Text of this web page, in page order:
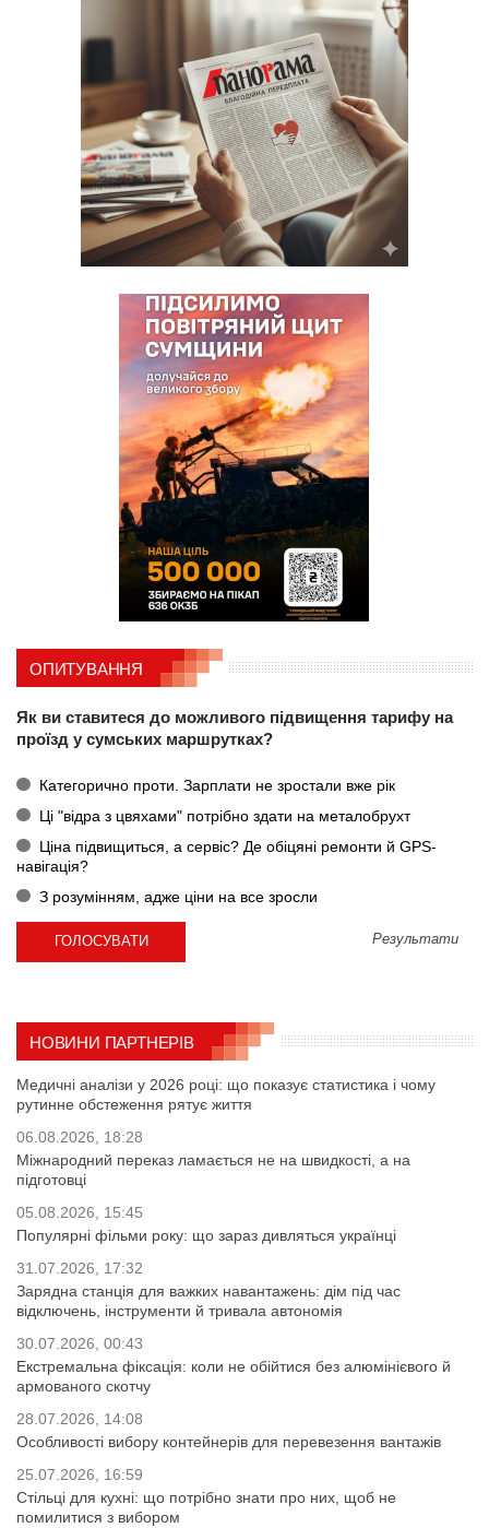
ОПИТУВАННЯ
Як ви ставитеся до можливого підвищення тарифу на
проїзд у сумських маршрутках?
Категорично проти. Зарплати не зростали вже рік
Ці "відра з цвяхами" потрібно здати на металобрухт
Ціна підвищиться, а сервіс? Де обіцяні ремонти й GPS-
навігація?
З розумінням, адже ціни на все зросли
Результати
НОВИНИ ПАРТНЕРІВ
Медичні аналізи у 2026 році: що показує статистика і чому
рутинне обстеження рятує життя
06.08.2026, 18:28
Міжнародний переказ ламається не на швидкості, а на
підготовці
05.08.2026, 15:45
Популярні фільми року: що зараз дивляться українці
31.07.2026, 17:32
Зарядна станція для важких навантажень: дім під час
відключень, інструменти й тривала автономія
30.07.2026, 00:43
Екстремальна фіксація: коли не обійтися без алюмінієвого й
армованого скотчу
28.07.2026, 14:08
Особливості вибору контейнерів для перевезення вантажів
25.07.2026, 16:59
Стільці для кухні: що потрібно знати про них, щоб не
помилитися з вибором